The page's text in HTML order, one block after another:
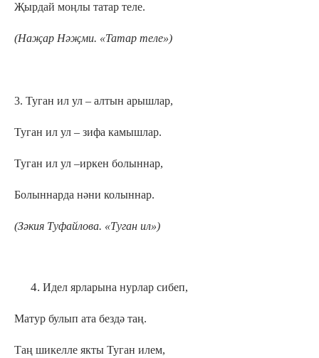
Җырдай моңлы татар теле.
(Наҗар Нәҗми. «Татар теле»)
3. Туган ил ул – алтын арышлар,
Туган ил ул – зифа камышлар.
Туган ил ул –иркен болыннар,
Болыннарда нәни колыннар.
(Зәкия Туфайлова. «Туган ил»)
Идел ярларына нурлар сибеп,
Матур булып ата бездә таң.
Таң шикелле якты Туган илем,